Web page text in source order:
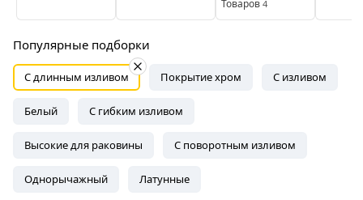
Товаров 4
Популярные подборки
С длинным изливом Покрытие хром С изливом
Белый С гибким изливом
Высокие для раковины С поворотным изливом
Однорычажный Латунные